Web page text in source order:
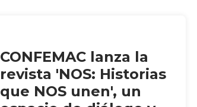
CONFEMAC lanza la
revista 'NOS: Historias
que NOS unen', un